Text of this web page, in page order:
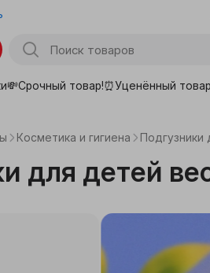
Срочный товар!⏰Уценённый
Товары
Косметика и гигиена Подгузники
для детей